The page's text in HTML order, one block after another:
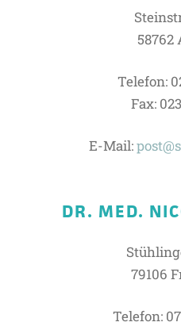
58762
Telefon:
Fax:
E-Mail:
DR. MED.
79106
Telefon: